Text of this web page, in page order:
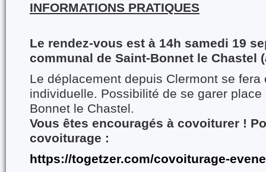
INFORMATIONS PRATIQUES
Le rendez-vous est à 14h samedi 19
communal de Saint-Bonnet le Chastel
Le déplacement depuis Clermont se fera
individuelle. Possibilité de se garer
Bonnet le Chastel.
Vous êtes encouragés à covoiturer !
covoiturage :
https://togetzer.com/covoiturage-